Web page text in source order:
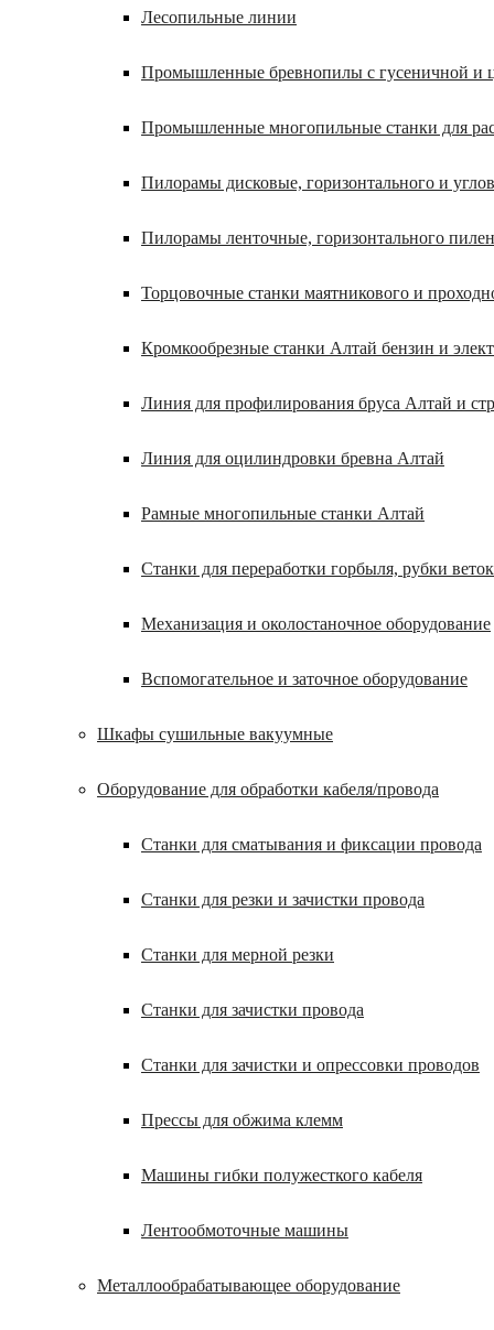
Лесопильные линии
Промышленные бревнопилы с гусеничной и
Промышленные многопильные станки для
Пилорамы дисковые, горизонтального и
Пилорамы ленточные, горизонтального
Торцовочные станки маятникового и
Кромкообрезные станки Алтай бензин и
Линия для профилирования бруса Алтай и
Линия для оцилиндровки бревна Алтай
Рамные многопильные станки Алтай
Станки для переработки горбыля, рубки
Механизация и околостаночное оборудование
Вспомогательное и заточное оборудование
Шкафы сушильные вакуумные
Оборудование для обработки кабеля/провода
Станки для сматывания и фиксации провода
Станки для резки и зачистки провода
Станки для мерной резки
Станки для зачистки провода
Станки для зачистки и опрессовки проводов
Прессы для обжима клемм
Машины гибки полужесткого кабеля
Лентообмоточные машины
Металлообрабатывающее оборудование